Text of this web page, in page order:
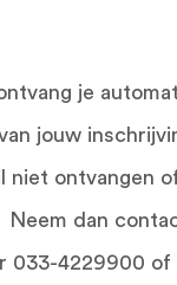
je
jouw
niet ontvangen
Neem dan
033-4229900 of